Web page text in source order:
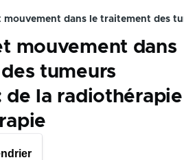
dans le traitement des
mouvement dans
tumeurs
de la radiothérapie